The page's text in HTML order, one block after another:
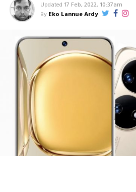
Updated 17 Feb, 2022, 10:37am
By Eko Lannue Ardy